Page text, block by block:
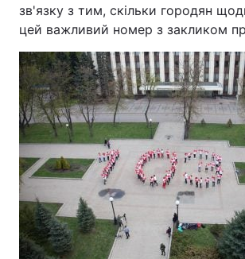
зв'язку з тим, скільки городян
цей важливий номер з закликом